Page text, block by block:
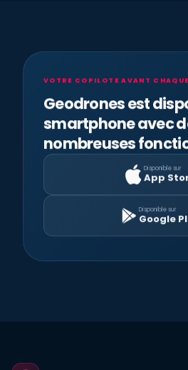
VOTRE COPILOTE AVANT
Geodrones est
smartphone avec
nombreuses
Disponible sur
App
Disponible sur
Google